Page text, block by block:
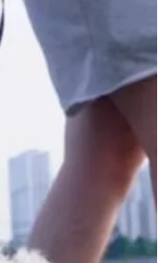
thành công